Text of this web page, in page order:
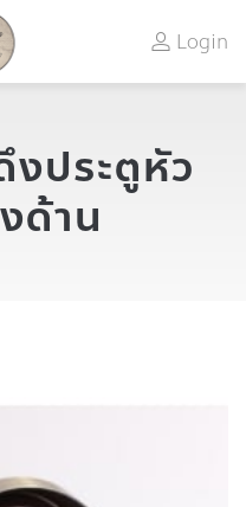
Login
ประตูหัว
ด้าน